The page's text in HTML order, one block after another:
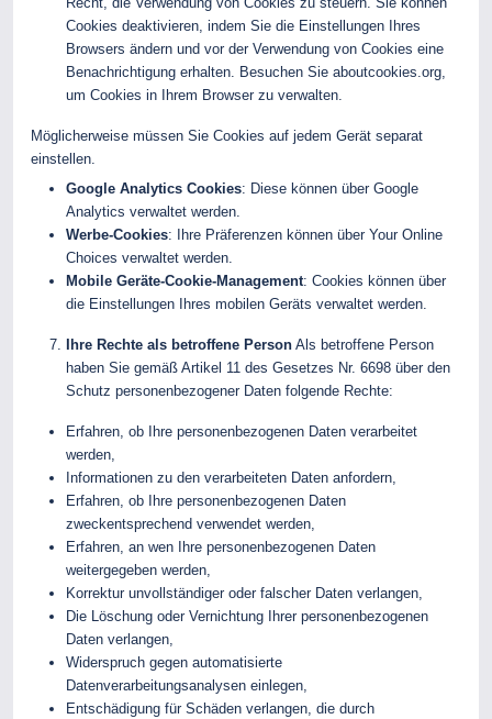
Cookies deaktivieren, indem Sie die Einstellungen Ihres
Browsers ändern und vor der Verwendung von Cookies eine
Benachrichtigung erhalten. Besuchen Sie aboutcookies.org,
um Cookies in Ihrem Browser zu verwalten.
Möglicherweise müssen Sie Cookies auf jedem Gerät separat
einstellen.
Google Analytics Cookies: Diese können über Google
Analytics verwaltet werden.
Werbe-Cookies: Ihre Präferenzen können über Your Online
Choices verwaltet werden.
Mobile Geräte-Cookie-Management: Cookies können über
die Einstellungen Ihres mobilen Geräts verwaltet werden.
Ihre Rechte als betroffene Person Als betroffene Person
haben Sie gemäß Artikel 11 des Gesetzes Nr. 6698 über den
Schutz personenbezogener Daten folgende Rechte:
Erfahren, ob Ihre personenbezogenen Daten verarbeitet
werden,
Informationen zu den verarbeiteten Daten anfordern,
Erfahren, ob Ihre personenbezogenen Daten
zweckentsprechend verwendet werden,
Erfahren, an wen Ihre personenbezogenen Daten
weitergegeben werden,
Korrektur unvollständiger oder falscher Daten verlangen,
Die Löschung oder Vernichtung Ihrer personenbezogenen
Daten verlangen,
Widerspruch gegen automatisierte
Datenverarbeitungsanalysen einlegen,
Entschädigung für Schäden verlangen, die durch